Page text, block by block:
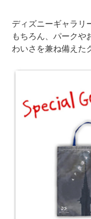
ディズニーギャラリ
もちろん、パークや
わいさを兼ね備え